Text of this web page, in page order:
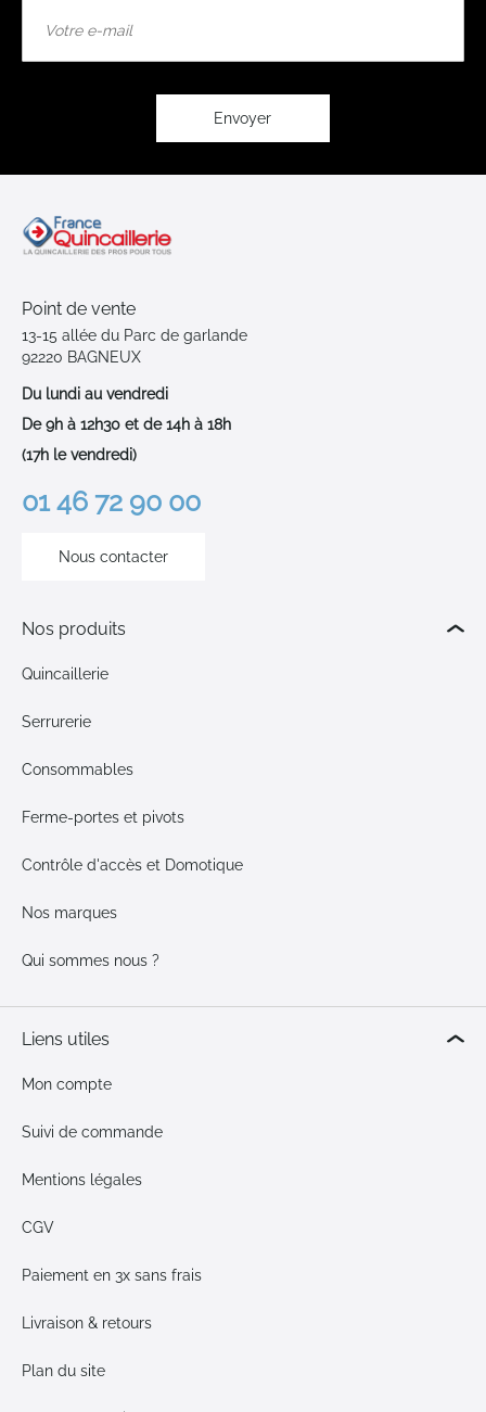
Envoyer
Point de vente
13-15 allée du Parc de garlande
92220 BAGNEUX
Du lundi au vendredi
De 9h à 12h30 et de 14h à 18h
(17h le vendredi)
01 46 72 90 00
Nous contacter
Nos produits
Quincaillerie
Serrurerie
Consommables
Ferme-portes et pivots
Contrôle d'accès et Domotique
Nos marques
Qui sommes nous ?
Liens utiles
Mon compte
Suivi de commande
Mentions légales
CGV
Paiement en 3x sans frais
Livraison & retours
Plan du site